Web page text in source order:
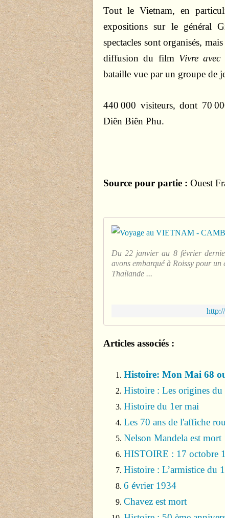
Tout le Vietnam, en
expositions sur le général
spectacles sont organisés,
diffusion du film Vivre
bataille vue par un groupe de
440 000 visiteurs, dont 70
Diên Biên Phu.
Source pour partie : Ouest
Du 22 janvier au 8 février
avons embarqué à Roissy pour
Thaïlande ...
Articles associés :
Histoire: Mon Mai 68
Histoire : Les origines du
Histoire du 1er mai
Les 70 ans de l'affiche
Nelson Mandela est mort
HISTOIRE : 17 octobre
Histoire : L’armistice du
6 évrier 1934
Chavez est mort